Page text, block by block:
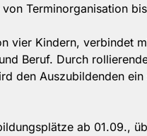
Terminorganisation
vier Kindern, verbindet
Beruf. Durch
den Auszubildenden
ab 01.09.,